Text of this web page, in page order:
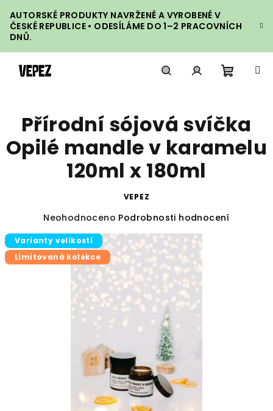
na
obsah
AUTORSKÉ PRODUKTY NAVRŽENÉ A VYROBENÉ V
ČESKÉ REPUBLICE • ODESÍLÁME DO 1–2 PRACOVNÍCH
DNŮ.
košík
Přírodní sójová svíčka
Opilé mandle v karamelu
120ml x 180ml
VEPEZ
Průměrné
produktu
je
0,0
hvězdiček.
Neohodnoceno Podrobnosti hodnocení
Varianty velikostí
Limitovaná kolekce